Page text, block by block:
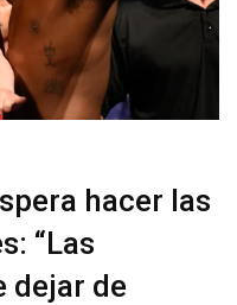
hacer las
“Las
dejar de